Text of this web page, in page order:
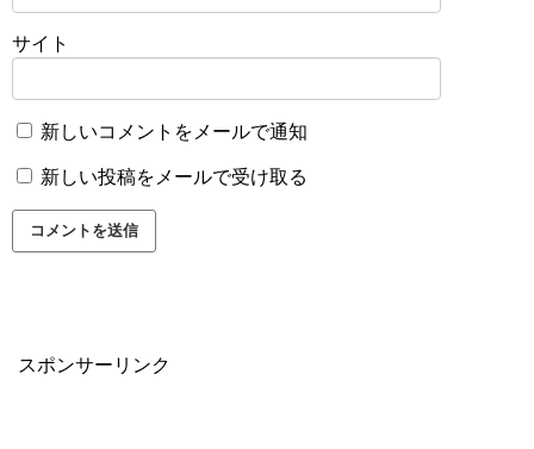
サイト
新しいコメントをメールで通知
新しい投稿をメールで受け取る
スポンサーリンク